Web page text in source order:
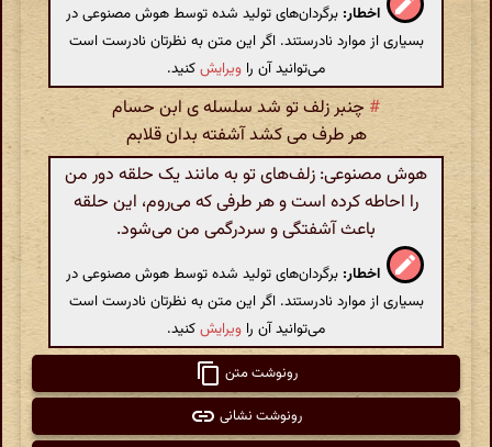
اخطار: برگردان‌های تولید شده توسط هوش مصنوعی در
بسیاری از موارد نادرستند. اگر این متن به نظرتان نادرست است
می‌توانید آن را ویرایشکنید.
# چنبر زلف تو شد سلسله ی ابن حسام
هر طرف می کشد آشفته بدان قلابم
هوش مصنوعی: زلف‌های تو به مانند یک حلقه دور من
را احاطه کرده است و هر طرفی که می‌روم، این حلقه
باعث آشفتگی و سردرگمی من می‌شود.
اخطار: برگردان‌های تولید شده توسط هوش مصنوعی در
بسیاری از موارد نادرستند. اگر این متن به نظرتان نادرست است
می‌توانید آن را ویرایشکنید.
رونوشت متن
رونوشت نشانی